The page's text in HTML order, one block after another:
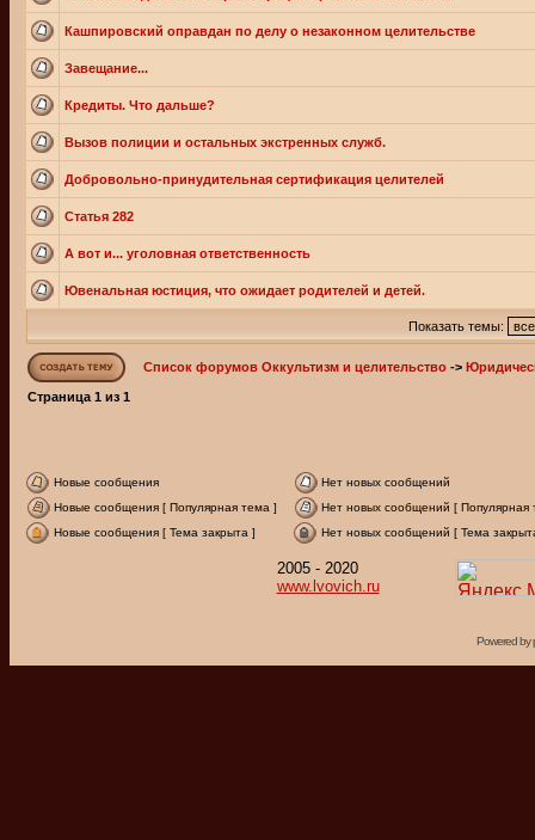
Кашпировский оправдан по делу о незаконном целительстве
Завещание...
Кредиты. Что дальше?
Вызов полиции и остальных экстренных служб.
Добровольно-принудительная сертификация целителей
Статья 282
А вот и... уголовная ответственность
Ювенальная юстиция, что ожидает родителей и детей.
Показать темы:
Список форумов Оккультизм и целительство ->
Страница 1 из 1
Новые сообщения
Нет новых сообщений
Новые сообщения [ Популярная тема ]
Нет новых сообщений [ Популярная
Новые сообщения [ Тема закрыта ]
Нет новых сообщений [ Тема
2005 - 2020
www.lvovich.ru
Powered by